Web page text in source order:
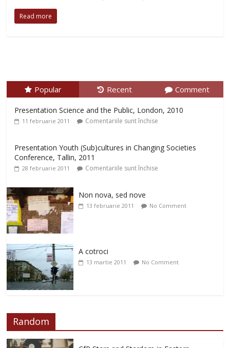
Read more
Popular Recent Comment
Presentation Science and the Public, London, 2010
11 februarie 2011 Comentariile sunt închise
Presentation Youth (Sub)cultures in Changing Societies
Conference, Tallin, 2011
28 februarie 2011 Comentariile sunt închise
Non nova, sed nove
13 februarie 2011 No Comment
A cotroci
13 martie 2011 No Comment
Random